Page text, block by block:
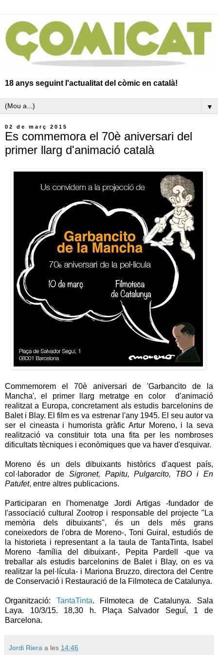
18 anys seguint l'actualitat del còmic en català!
▼
02 de març 2015
Es commemora el 70è aniversari del
primer llarg d'animació català
Commemorem el 70è aniversari de 'Garbancito de la
Mancha', el primer llarg metratge en color d’animació
realitzat a Europa, concretament als estudis barcelonins de
Balet i Blay. El film es va estrenar l'any 1945. El seu autor va
ser el cineasta i humorista gràfic Artur Moreno, i la seva
realització va constituir tota una fita per les nombroses
dificultats tècniques i econòmiques que va haver d'esquivar.
Moreno és un dels dibuixants històrics d'aquest país,
col·laborador de Sigronet, Papitu, Pulgarcito, TBO i En
Patufet, entre altres publicacions.
Participaran en l'homenatge Jordi Artigas -fundador de
l'associació cultural Zootrop i responsable del projecte "La
memòria dels dibuixants", és un dels més grans
coneixedors de l'obra de Moreno-, Toni Guiral, estudiós de
la historieta i representant a la taula de TantaTinta, Isabel
Moreno -família del dibuixant-, Pepita Pardell -que va
treballar als estudis barcelonins de Balet i Blay, on es va
realitzar la pel·lícula- i Mariona Bruzzo, directora del Centre
de Conservació i Restauració de la Filmoteca de Catalunya.
Organització: TantaTinta. Filmoteca de Catalunya. Sala
Laya. 10/3/15. 18,30 h. Plaça Salvador Seguí, 1 de
Barcelona.
Jordi Riera a les 14:46